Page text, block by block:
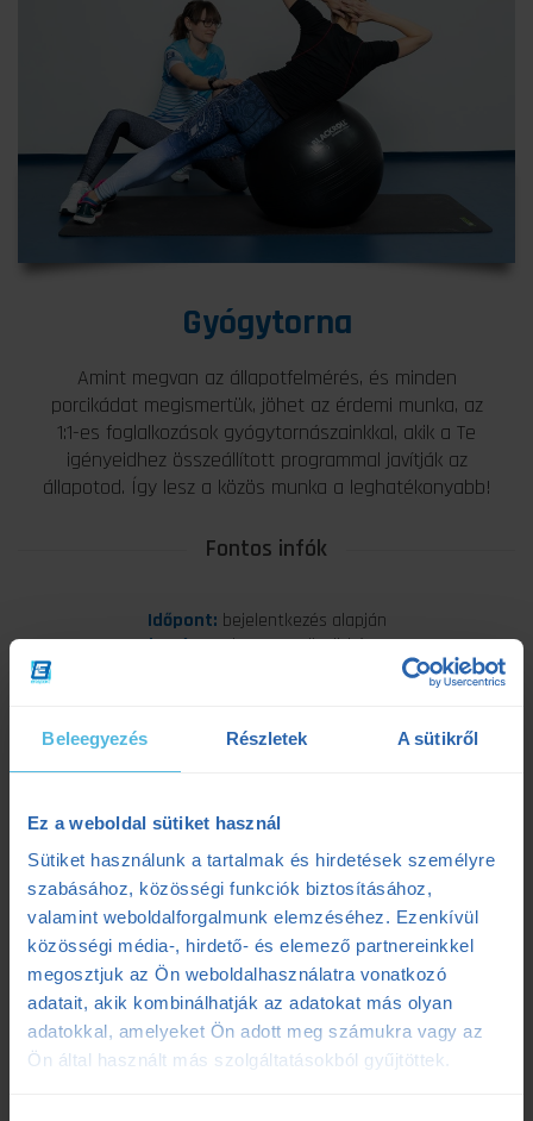
Beleegyezés Részletek A sütikről
Ez a weboldal sütiket használ
Sütiket használunk a tartalmak és hirdetések személyre
szabásához, közösségi funkciók biztosításához,
valamint weboldalforgalmunk elemzéséhez. Ezenkívül
közösségi média-, hirdető- és elemező partnereinkkel
megosztjuk az Ön weboldalhasználatra vonatkozó
adatait, akik kombinálhatják az adatokat más olyan
adatokkal, amelyeket Ön adott meg számukra vagy az
Ön által használt más szolgáltatásokból gyűjtöttek.
Gyógytorna
Amint megvan az állapotfelmérés, és minden
porcikádat megismertük, jöhet az érdemi munka, az
1:1-es foglalkozások gyógytornászainkkal, akik a Te
igényeidhez összeállított programmal javítják az
állapotod. Így lesz a közös munka a leghatékonyabb!
Fontos infók
Időpont: bejelentkezés alapján
Helyszín:Budapest, Csömöri út 213.
17.000 Ft / alkalom
5 alkalmas bérlet:
80.000 Ft
(15.000 Ft / alkalom)
A bérlet ára egy összegben fizetendő, és a megváltás
napjától számítva 3 hónapig érvényes.